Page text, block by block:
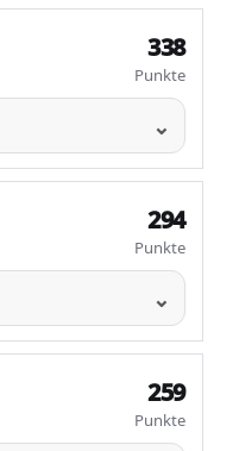
338
Punkte
294
Punkte
259
Punkte